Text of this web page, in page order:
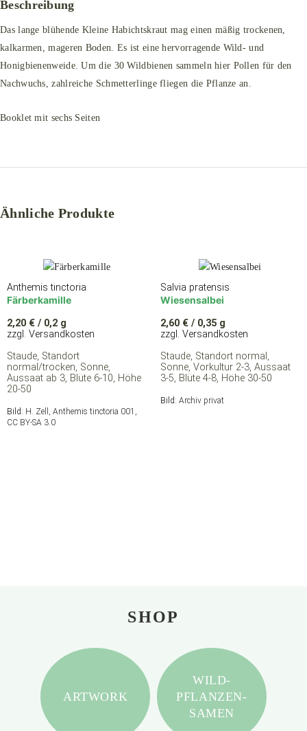
Beschreibung
Das lange blühende Kleine Habichtskraut mag einen mäßig trockenen,
kalkarmen, mageren Boden. Es ist eine hervorragende Wild- und
Honigbienenweide. Um die 30 Wildbienen sammeln hier Pollen für den
Nachwuchs, zahlreiche Schmetterlinge fliegen die Pflanze an.
Booklet mit sechs Seiten
Ähnliche Produkte
Anthemis tinctoria
Färberkamille
2,20 € / 0,2 g
zzgl. Versandkosten
Staude, Standort
normal/trocken, Sonne,
Aussaat ab 3, Blüte 6-10, Höhe
20-50
Bild: H. Zell, Anthemis tinctoria 001,
CC BY-SA 3.0
Salvia pratensis
Wiesensalbei
2,60 € / 0,35 g
zzgl. Versandkosten
Staude, Standort normal,
Sonne, Vorkultur 2-3, Aussaat
3-5, Blüte 4-8, Höhe 30-50
Bild: Archiv privat
SHOP
ARTWORK
WILD-
PFLANZEN-
SAMEN